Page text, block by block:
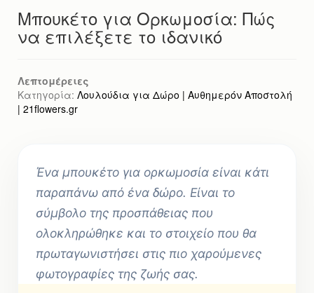
Μπουκέτο για Ορκωμοσία: Πώς
να επιλέξετε το ιδανικό
Λεπτομέρειες
Κατηγορία: Λουλούδια για Δώρο | Αυθημερόν Αποστολή
| 21flowers.gr
Ένα μπουκέτο για ορκωμοσία είναι κάτι
παραπάνω από ένα δώρο. Είναι το
σύμβολο της προσπάθειας που
ολοκληρώθηκε και το στοιχείο που θα
πρωταγωνιστήσει στις πιο χαρούμενες
φωτογραφίες της ζωής σας.